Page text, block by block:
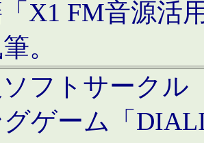
X1 FM音源活
。
ソフトサークル
グゲーム「